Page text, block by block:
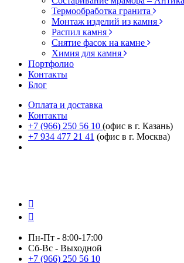
Термообработка гранита
Монтаж изделий из камня
Распил камня
Снятие фасок на камне
Химия для камня
Портфолио
Контакты
Блог
Оплата и доставка
Контакты
+7 (966) 250 56 10 (офис в г. Казань)
+7 934 477 21 41 (офис в г. Москва)
Пн-Пт - 8:00-17:00
Сб-Вс - Выходной
+7 (966) 250 56 10